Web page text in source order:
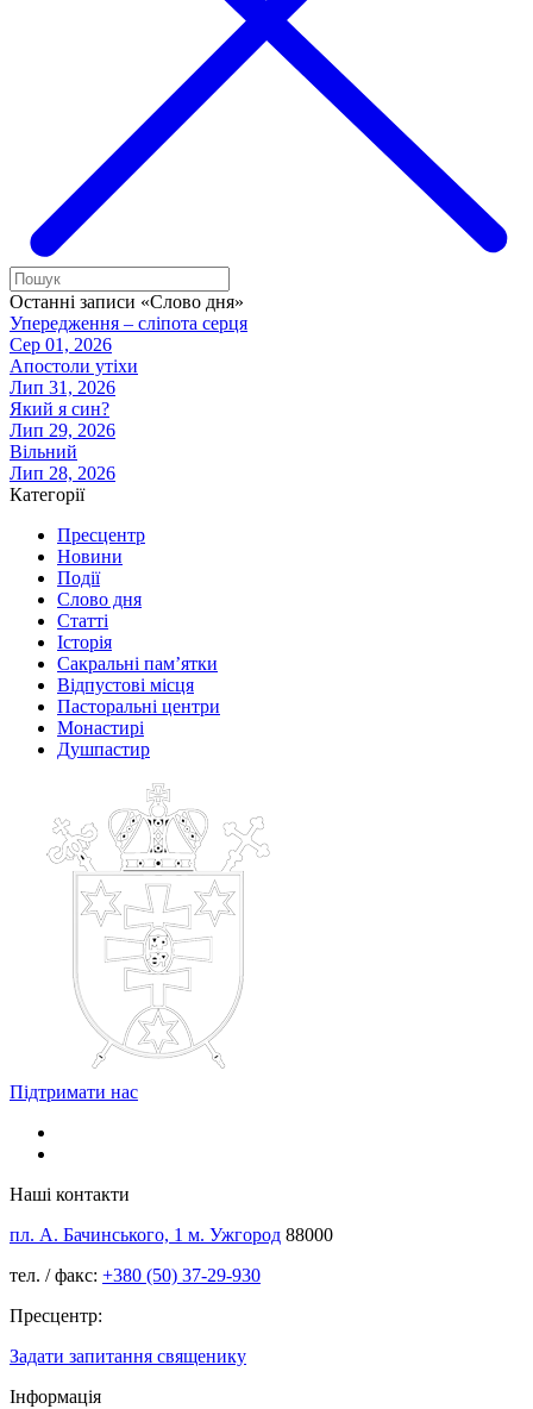
Останні записи «Слово дня»
Упередження – сліпота серця
Сер 01, 2026
Апостоли утіхи
Лип 31, 2026
Який я син?
Лип 29, 2026
Вільний
Лип 28, 2026
Категорії
Пресцентр
Новини
Події
Слово дня
Статті
Історія
Сакральні пам’ятки
Відпустові місця
Пасторальні центри
Монастирі
Душпастир
Підтримати нас
Наші контакти
пл. А. Бачинського, 1 м. Ужгород 88000
тел. / факс: +380 (50) 37-29-930
Пресцентр:
Задати запитання священику
Інформація